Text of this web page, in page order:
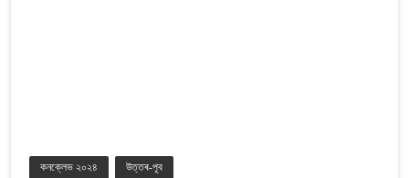
কনক্লেভ ২০২৪ উত্তৰ-পূব